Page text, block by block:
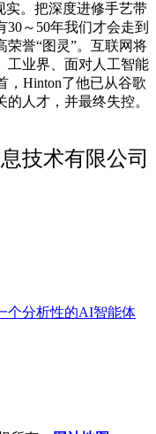
实。把深度进修手艺带
～50年我们才会走到
荣誉“图灵”。互联网将
工业界、面对人工智能
，Hinton了他已从谷歌
人才，并最终失控。
技术有限公司
个分析性的AI智能体